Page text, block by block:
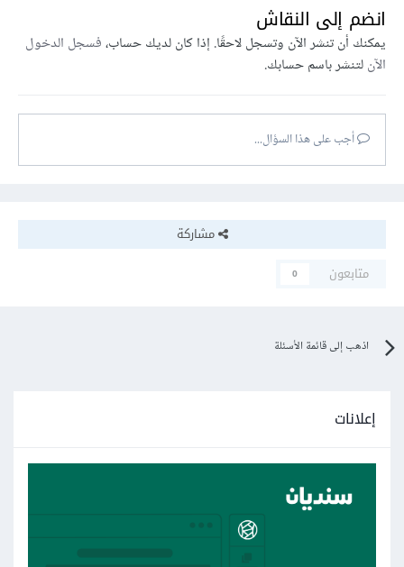
انضم إلى النقاش
يمكنك أن تنشر الآن وتسجل لاحقًا. إذا كان لديك حساب،فسجل الدخول
الآنلتنشر باسم حسابك.
أجب على هذا السؤال...
مشاركة
متابعون
0
اذهب إلى قائمة الأسئلة
إعلانات